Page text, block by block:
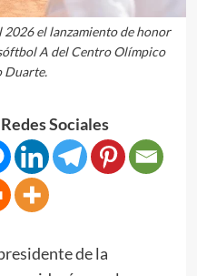
2026 el lanzamiento de honor
A del Centro Olímpico
Duarte.
Sociales
de la